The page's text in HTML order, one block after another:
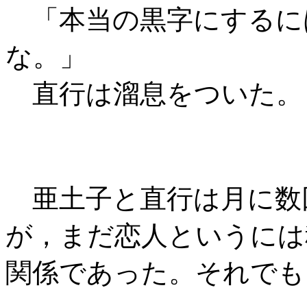
「本当の黒字にする
な。」
直行は溜息をついた。
亜土子と直行は月に
が，まだ恋人というに
関係であった。それで